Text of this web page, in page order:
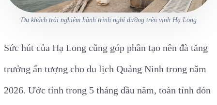
Du khách trải nghiệm hành trình nghỉ dưỡng trên vịnh Hạ Long
Sức hút của Hạ Long cũng góp phần tạo nên đà tăng
trưởng ấn tượng cho du lịch Quảng Ninh trong năm
2026. Ước tính trong 5 tháng đầu năm, toàn tỉnh đón